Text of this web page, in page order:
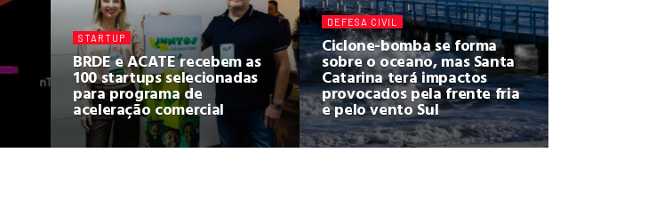
STARTUP
BRDE e ACATE recebem as
100 startups selecionadas
para programa de
aceleração comercial
DEFESA CIVIL
Ciclone-bomba se forma
sobre o oceano, mas Santa
Catarina terá impactos
provocados pela frente fria
e pelo vento Sul